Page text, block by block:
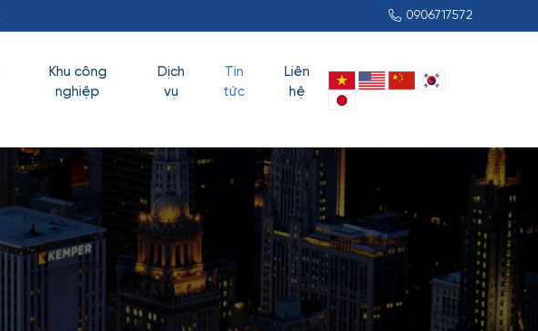
0906717572
Khu công
nghiệp
Dịch
vụ
Tin
tức
Liên
hệ